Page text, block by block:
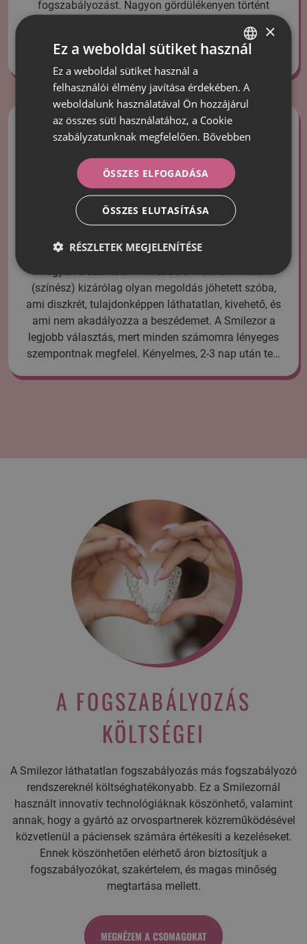
fogszabályozást. Nagyon gördülékenyen történt
kellett cserélnem otthon saját magamnak (amit
bevallom őszintén imádtam, hog…
Régóta terveztem, hogy belevágok a
fogszabályozásba, de mindig halogattam, mert
elriasztott a gondolat, hogy valami fémszerkezet
legyen a számban. Továbbá a munkám miatt
(színész) kizárólag olyan megoldás jöhetett szóba,
ami diszkrét, tulajdonképpen láthatatlan, kivehető, és
ami nem akadályozza a beszédemet. A Smilezor a
legjobb választás, mert minden számomra lényeges
szempontnak megfelel. Kényelmes, 2-3 nap után te…
A FOGSZABÁLYOZÁS
KÖLTSÉGEI
A Smilezor láthatatlan fogszabályozás más fogszabályozó
rendszereknél költséghatékonyabb. Ez a Smilezornál
használt innovatív technológiáknak köszönhető, valamint
annak, hogy a gyártó az orvospartnerek közreműködésével
közvetlenül a páciensek számára értékesíti a kezeléseket.
Ennek köszönhetően elérhető áron biztosítjuk a
fogszabályozókat, szakértelem, és magas minőség
megtartása mellett.
MEGNÉZEM A CSOMAGOKAT
ROMANIAN
×
Ez a weboldal sütiket használ
Ez a weboldal sütiket használ a
felhasználói élmény javítása érdekében. A
weboldalunk használatával Ön hozzájárul
az összes süti használatához, a Cookie
szabályzatunknak megfelelően. Bővebben
ÖSSZES ELFOGADÁSA
ÖSSZES ELUTASÍTÁSA
RÉSZLETEK MEGJELENÍTÉSE